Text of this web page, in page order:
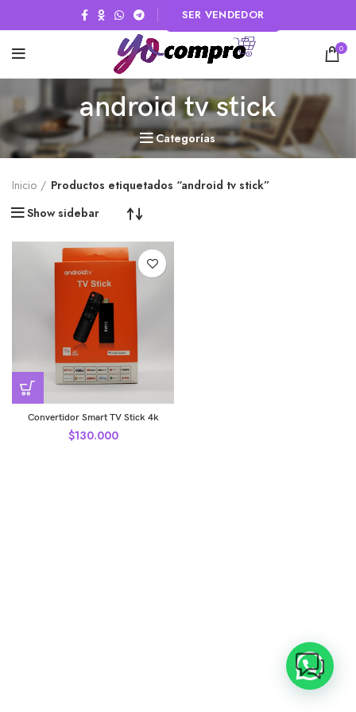
SER VENDEDOR
0
android tv stick
Categorías
Inicio
Productos etiquetados “android tv stick”
Show sidebar
Convertidor Smart TV Stick 4k
$130.000